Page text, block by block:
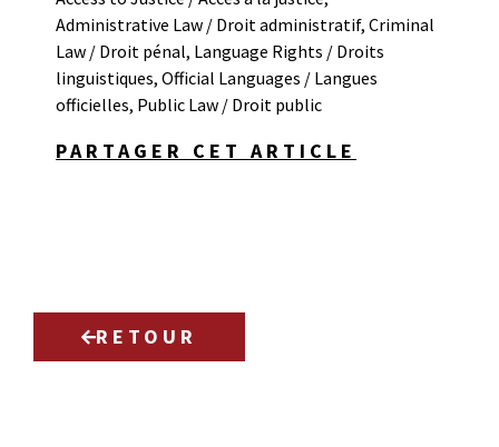
Administrative Law / Droit administratif, Criminal
Law / Droit pénal, Language Rights / Droits
linguistiques, Official Languages / Langues
officielles, Public Law / Droit public
PARTAGER CET ARTICLE
RETOUR